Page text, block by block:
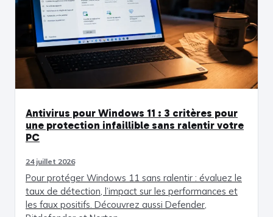
Antivirus pour Windows 11 : 3 critères pour
une protection infaillible sans ralentir votre
PC
24 juillet 2026
Pour protéger Windows 11 sans ralentir : évaluez le
taux de détection, l’impact sur les performances et
les faux positifs. Découvrez aussi Defender,